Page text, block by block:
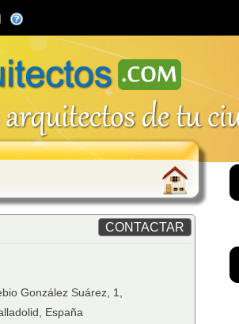
González Suárez, 1,
España